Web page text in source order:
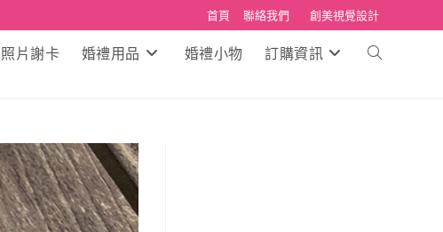
首頁 聯絡我們 創美視覺設計
照片謝卡 婚禮用品 婚禮小物 訂購資訊 Toggle